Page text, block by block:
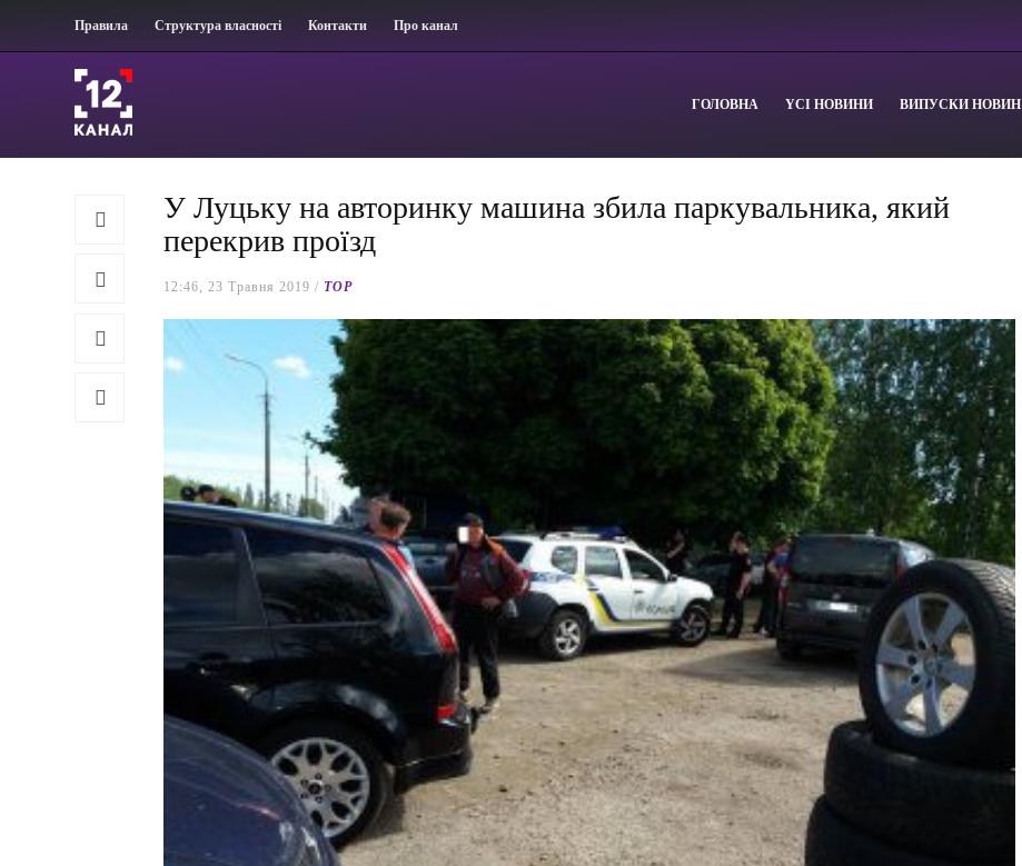
Правила Структура власності Контакти Про канал
ГОЛОВНА YСІ НОВИНИ ВИПУСКИ НОВИН
У Луцьку на авторинку машина збила паркувальника, який
перекрив проїзд
12:46, 23 Травня 2019 / TOP